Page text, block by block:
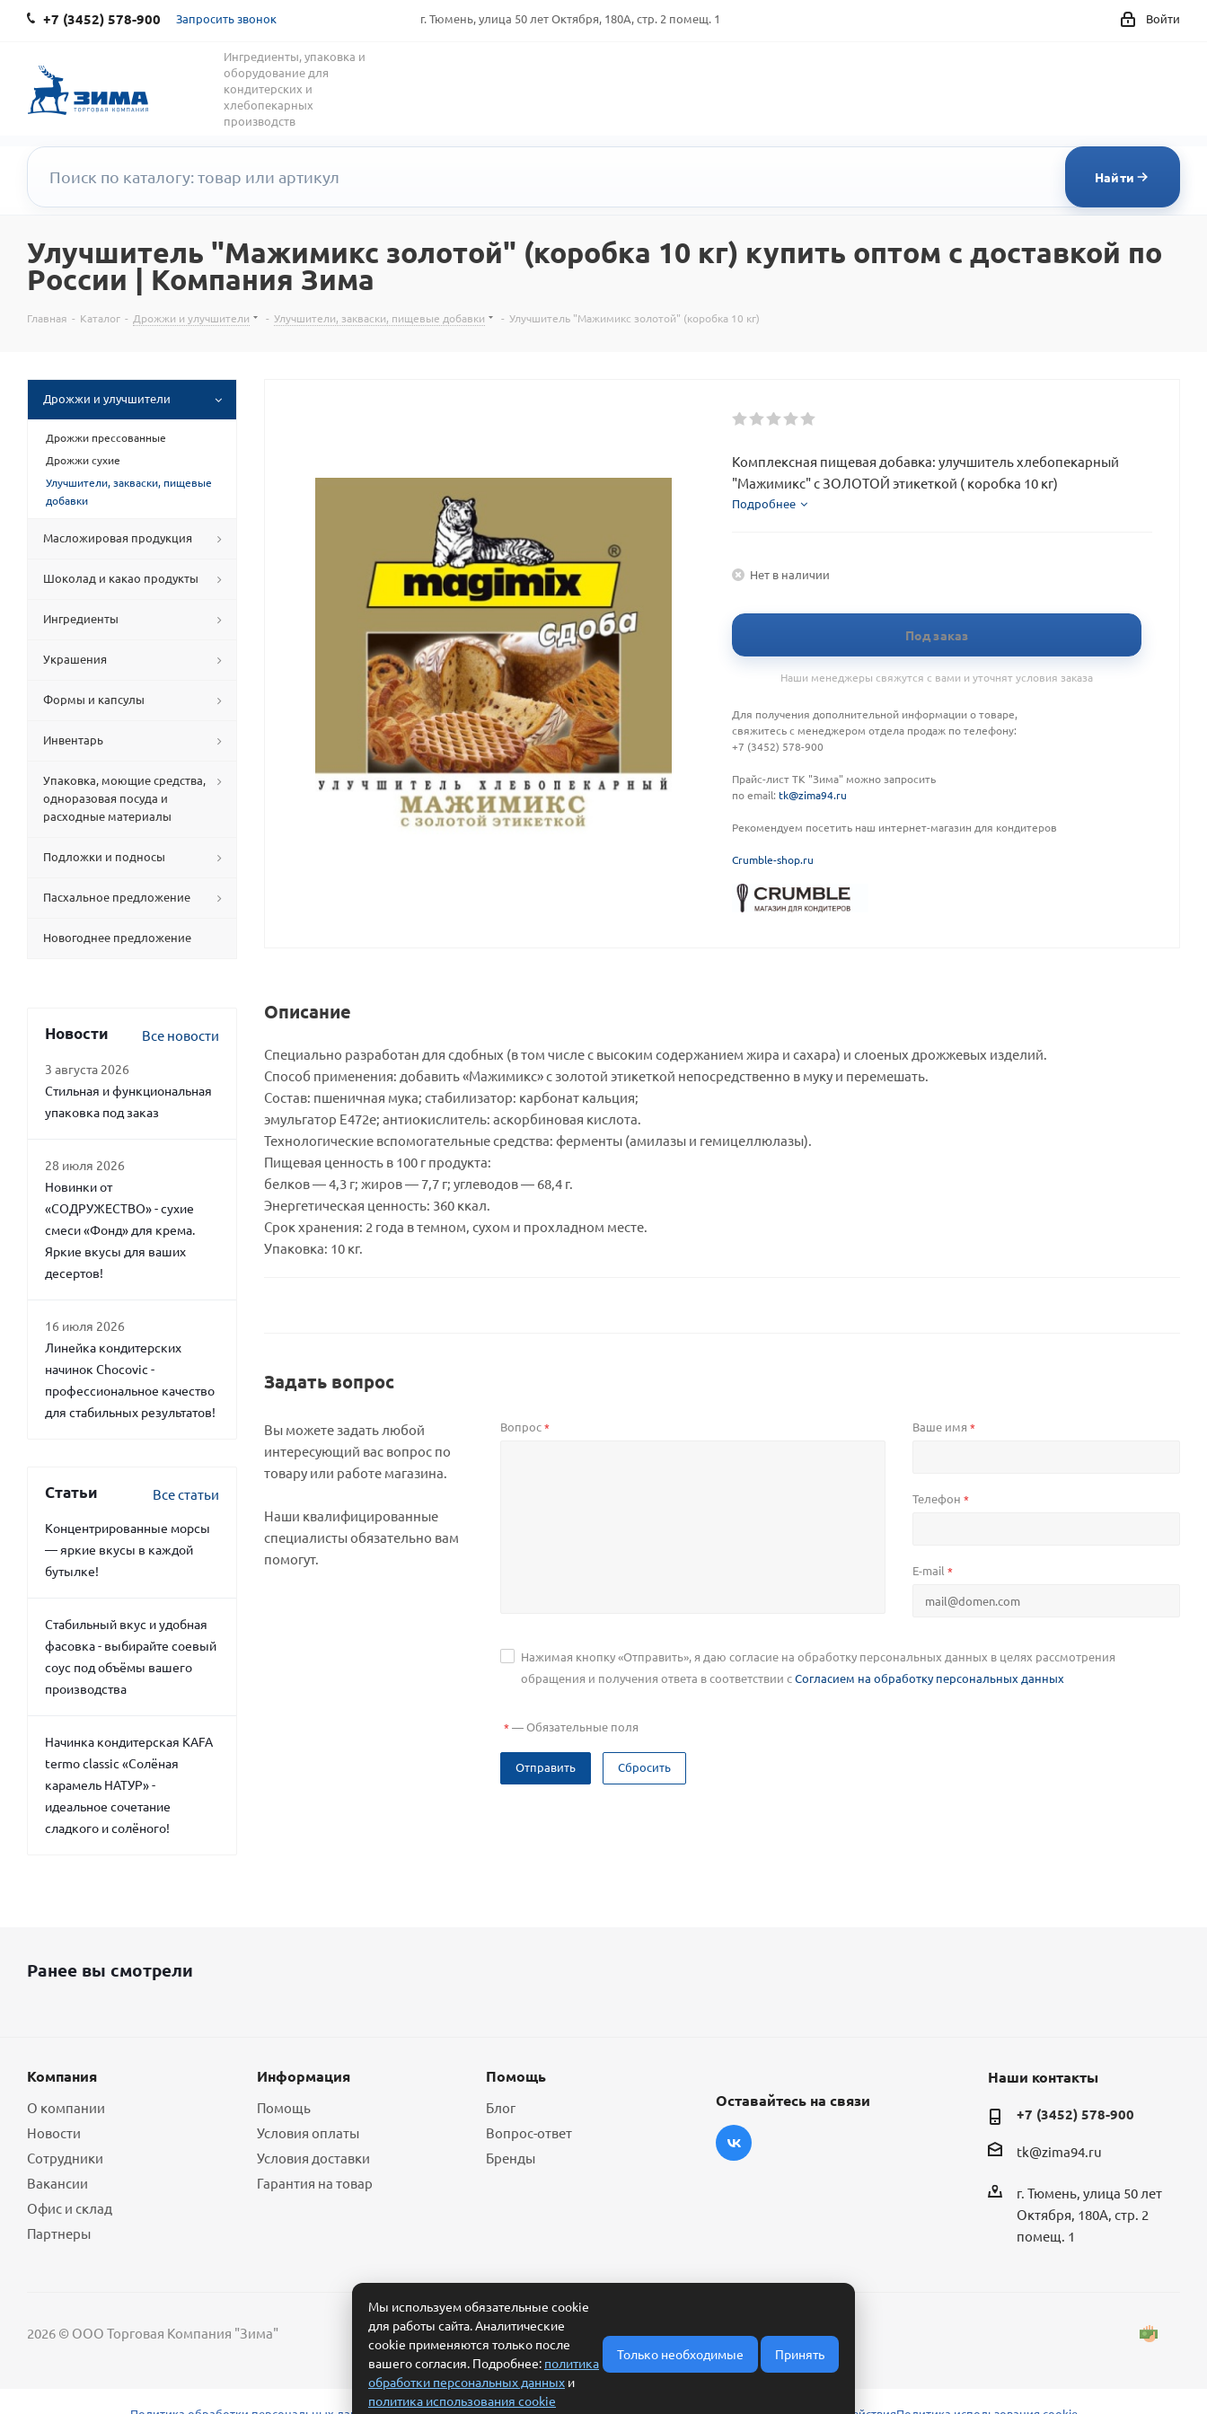
+7 (3452) 578-900 Запросить звонок г. Тюмень, улица 50 лет Октября, 180А, стр. 2 помещ. 1 Войти
Ингредиенты, упаковка и
оборудование для
кондитерских и
хлебопекарных
производств
Найти
Улучшитель "Мажимикс золотой" (коробка 10 кг) купить оптом с доставкой по
России | Компания Зима
Главная - Каталог - Дрожжи и улучшители - Улучшители, закваски, пищевые добавки - Улучшитель "Мажимикс золотой" (коробка 10 кг)
Комплексная пищевая добавка: улучшитель хлебопекарный
"Мажимикс" с ЗОЛОТОЙ этикеткой ( коробка 10 кг)
Подробнее
Нет в наличии
Под заказ
Наши менеджеры свяжутся с вами и уточнят условия заказа
Для получения дополнительной информации о товаре,
свяжитесь с менеджером отдела продаж по телефону:
+7 (3452) 578-900
Прайс-лист ТК "Зима" можно запросить
по email: tk@zima94.ru
Рекомендуем посетить наш интернет-магазин для кондитеров
Crumble-shop.ru
Описание
Специально разработан для сдобных (в том числе с высоким содержанием жира и сахара) и слоеных дрожжевых изделий.
Способ применения: добавить «Мажимикс» с золотой этикеткой непосредственно в муку и перемешать.
Состав: пшеничная мука; стабилизатор: карбонат кальция;
эмульгатор Е472е; антиокислитель: аскорбиновая кислота.
Технологические вспомогательные средства: ферменты (амилазы и гемицеллюлазы).
Пищевая ценность в 100 г продукта:
белков — 4,3 г; жиров — 7,7 г; углеводов — 68,4 г.
Энергетическая ценность: 360 ккал.
Срок хранения: 2 года в темном, сухом и прохладном месте.
Упаковка: 10 кг.
Задать вопрос
Вы можете задать любой
интересующий вас вопрос по
товару или работе магазина.
Наши квалифицированные
специалисты обязательно вам
помогут.
Вопрос* Ваше имя *
Телефон *
E-mail *
Нажимая кнопку «Отправить», я даю согласие на обработку персональных данных в целях рассмотрения
обращения и получения ответа в соответствии сСогласием на обработку персональных данных
*—Обязательные поля
Отправить Сбросить
Дрожжи и улучшители
Дрожжи прессованные
Дрожжи сухие
Улучшители, закваски, пищевые
добавки
Масложировая продукция
Шоколад и какао продукты
Ингредиенты
Украшения
Формы и капсулы
Инвентарь
Упаковка, моющие средства,
одноразовая посуда и
расходные материалы
Подложки и подносы
Пасхальное предложение
Новогоднее предложение
Новости Все новости
3 августа 2026
Стильная и функциональная
упаковка под заказ
28 июля 2026
Новинки от
«СОДРУЖЕСТВО» - сухие
смеси «Фонд» для крема.
Яркие вкусы для ваших
десертов!
16 июля 2026
Линейка кондитерских
начинок Chocovic -
профессиональное качество
для стабильных результатов!
Статьи Все статьи
Концентрированные морсы
— яркие вкусы в каждой
бутылке!
Стабильный вкус и удобная
фасовка - выбирайте соевый
соус под объёмы вашего
производства
Начинка кондитерская KAFA
termo classic «Солёная
карамель НАТУР» -
идеальное сочетание
сладкого и солёного!
Ранее вы смотрели
Компания
О компании
Новости
Сотрудники
Вакансии
Офис и склад
Партнеры
Информация
Помощь
Условия оплаты
Условия доставки
Гарантия на товар
Помощь
Блог
Вопрос-ответ
Бренды
Оставайтесь на связи
Наши контакты
+7 (3452) 578-900
tk@zima94.ru
г. Тюмень, улица 50 лет
Октября, 180А, стр. 2
помещ. 1
2026 © ООО Торговая Компания "Зима"
Мы используем обязательные cookie
для работы сайта. Аналитические
cookie применяются только после
вашего согласия. Подробнее: политика
обработки персональных данных и
политика использования cookie
Только необходимые Принять